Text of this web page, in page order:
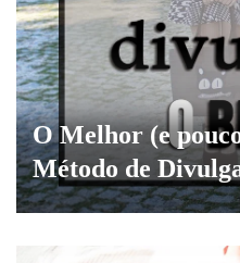
O Melhor (e
Método de